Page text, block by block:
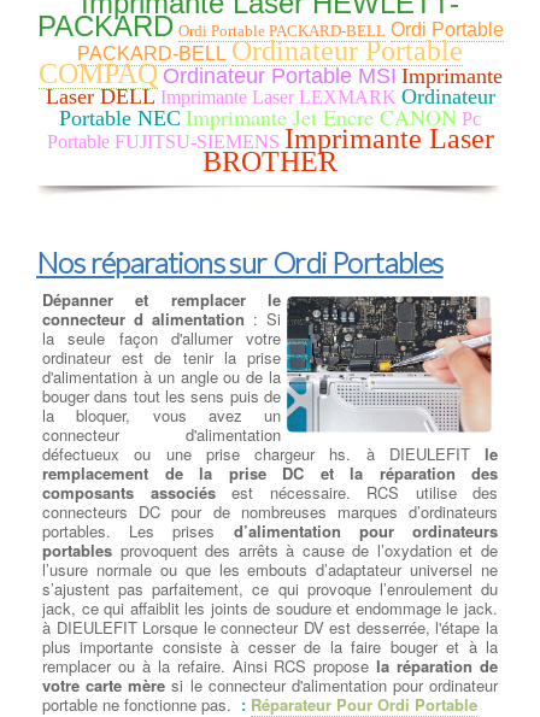
gravure de tous vos médias
Cdrom ou DVD, nous avons
sélectionné pour vous le meilleur
des lecteurs et graveurs CD/DVD
et Blu-ray. à DIEULEFIT Que vous recherchiez un lecteur-
graveur Optique interne ou externe, nous remplaçons votre
lecteur HS par un lecteur/Graveur des plus grandes marques :
LG, Samsung, Asus, Lite-On et Pioneer … à DIEULEFIT CD-
ROM, DVD-ROM et les lecteurs Blu-ray sont disponibles dans
les types de lecteurs réinscriptibles. RW ont toutes les
généralement plus lent que vitesses de lecture pour maintenir la
stabilité .
PACKARD Ordi Portable PACKARD-BELL Ordi Portable
PACKARD-BELL Ordinateur Portable
COMPAQ Ordinateur Portable MSI Imprimante
Laser DELL Imprimante Laser LEXMARK Ordinateur
Portable NEC Imprimante Jet Encre CANON Pc
Portable FUJITSU-SIEMENS Imprimante Laser
BROTHER
Nos réparations sur Ordi Portables
Dépanner et remplacer le
connecteur d alimentation : Si
la seule façon d'allumer votre
ordinateur est de tenir la prise
d'alimentation à un angle ou de la
bouger dans tout les sens puis de
la bloquer, vous avez un
connecteur d'alimentation
défectueux ou une prise chargeur hs. à DIEULEFIT le
remplacement de la prise DC et la réparation des
composants associésest nécessaire. RCS utilise des
connecteurs DC pour de nombreuses marques d’ordinateurs
portables. Les prises d’alimentation pour ordinateurs
portables provoquent des arrêts à cause de l’oxydation et de
l’usure normale ou que les embouts d’adaptateur universel ne
s’ajustent pas parfaitement, ce qui provoque l’enroulement du
jack, ce qui affaiblit les joints de soudure et endommage le jack.
à DIEULEFIT Lorsque le connecteur DV est desserrée, l'étape la
plus importante consiste à cesser de la faire bouger et à la
remplacer ou à la refaire. Ainsi RCS propose la réparation de
votre carte mère si le connecteur d'alimentation pour ordinateur
portable ne fonctionne pas. : Réparateur Pour Ordi Portable